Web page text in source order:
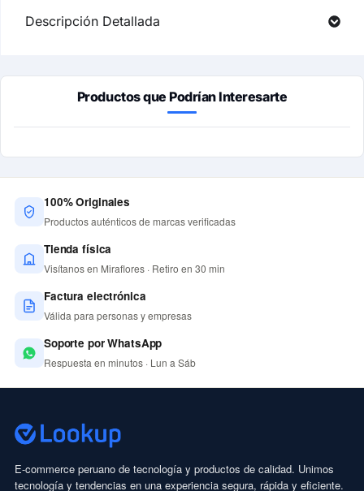
Descripción Detallada
Productos que Podrían Interesarte
100% Originales
Productos auténticos de marcas verificadas
Tienda física
Visítanos en Miraflores · Retiro en 30 min
Factura electrónica
Válida para personas y empresas
Soporte por WhatsApp
Respuesta en minutos · Lun a Sáb
E-commerce peruano de tecnología y productos de calidad. Unimos
tecnología y tendencias en una experiencia segura, rápida y eficiente.